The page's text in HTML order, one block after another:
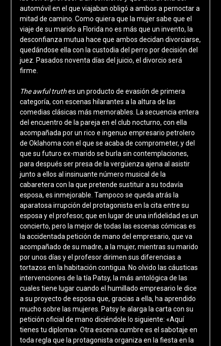
automóvil en el que viajaban obligó a ambos a pernoctar a
mitad de camino. Como quiera que la mujer sabe que el
viaje de su marido a Florida no es más que un invento, la
desconfianza mutua hace que ambos decidan divorciarse,
quedándose ella con la custodia del perro por decisión del
juez. Pasados noventa días del juicio, el divorcio será
firme.
The awful truthes un producto de evasión de primera
categoría, con escenas hilarantes a la altura de las
comedias clásicas más memorables. La secuencia entera
del encuentro de la pareja en el club nocturno, con ella
acompañada por un rico e ingenuo empresario petrolero
de Oklahoma con el que se acaba de comprometer, y del
que su futuro ex-marido se burla sin contemplaciones,
para después ser presa de la vergüenza ajena al asistir
junto a ellos al insinuante número musical de la
cabaretera con la que pretende sustituir a su todavía
esposa, es inmejorable. Tampoco se queda atrás la
aparatosa irrupción del protagonista en la cita entre su
esposa y el profesor, que en lugar de una infidelidad es un
concierto, pero la mejor de todas las escenas cómicas es
la accidentada petición de mano del empresario, que va
acompañado de su madre, a la mujer, mientras su marido
por unos días y el profesor dirimen sus diferencias a
tortazos en la habitación contigua. No olvido las cáusticas
intervenciones de la tía Patsy, la más antológica de las
cuales tiene lugar cuando el humillado empresario le dice
a su proyecto de esposa que, gracias a ella, ha aprendido
mucho sobre las mujeres. Patsy le alarga la carta con su
petición oficial de mano diciéndole lo siguiente: «Aquí
tienes tu diploma». Otra escena cumbre es el sabotaje en
toda regla que la protagonista organiza en la fiesta en la